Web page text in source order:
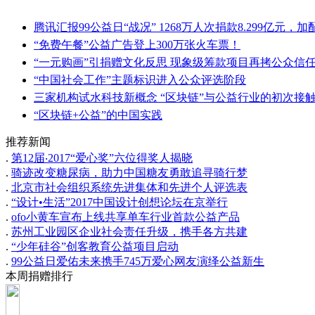
腾讯汇报99公益日“战况” 1268万人次捐款8.299亿元，加
“免费午餐”公益广告登上300万张火车票！
“一元购画”引捐赠文化反思 现象级筹款项目再拷公众信
“中国社会工作”主题标识进入公众评选阶段
三家机构试水科技新概念 “区块链”与公益行业的初次接触
“区块链+公益”的中国实践
推荐新闻
. 第12届‧2017“爱心奖”六位得奖人揭晓
. 骑迹改变糖尿病，助力中国糖友勇敢追寻骑行梦
. 北京市社会组织系统先进集体和先进个人评选表
. “设计•生活”2017中国设计创想论坛在京举行
. ofo小黄车宣布上线共享单车行业首款公益产品
. 苏州工业园区企业社会责任升级，携手各方共建
. “少年硅谷”创客教育公益项目启动
. 99公益日爱佑未来携手745万爱心网友演绎公益新生
本周捐赠排行